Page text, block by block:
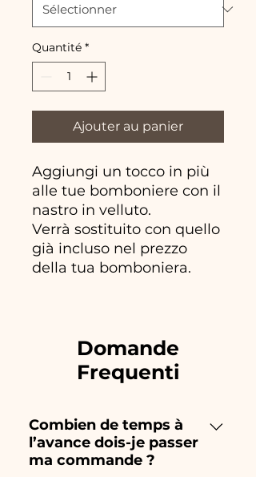
Quantité *
Ajouter au panier
Aggiungi un tocco in più
alle tue bomboniere con il
nastro in velluto.
Verrà sostituito con quello
già incluso nel prezzo
della tua bomboniera.
Domande
Frequenti
Combien de temps à
l’avance dois-je passer
ma commande ?